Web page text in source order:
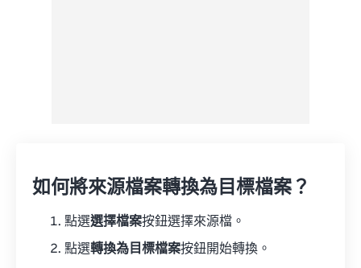
如何將來源檔案轉換為目標檔案？
點選選擇檔案按鈕選擇來源檔。
點選轉換為目標檔案按鈕開始轉換。